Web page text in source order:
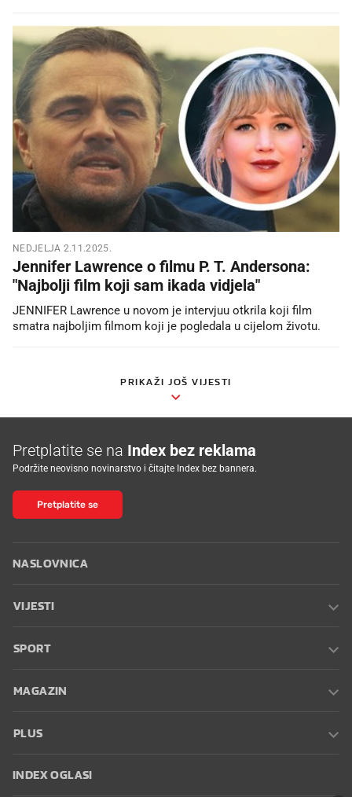
NEDJELJA 2.11.2025.
Jennifer Lawrence o filmu P. T. Andersona:
"Najbolji film koji sam ikada vidjela"
JENNIFER Lawrence u novom je intervjuu otkrila koji film
smatra najboljim filmom koji je pogledala u cijelom životu.
PRIKAŽI JOŠ VIJESTI
Pretplatite se na Index bez reklama
Podržite neovisno novinarstvo i čitajte Index bez bannera.
Pretplatite se
NASLOVNICA
VIJESTI
SPORT
MAGAZIN
PLUS
INDEX OGLASI